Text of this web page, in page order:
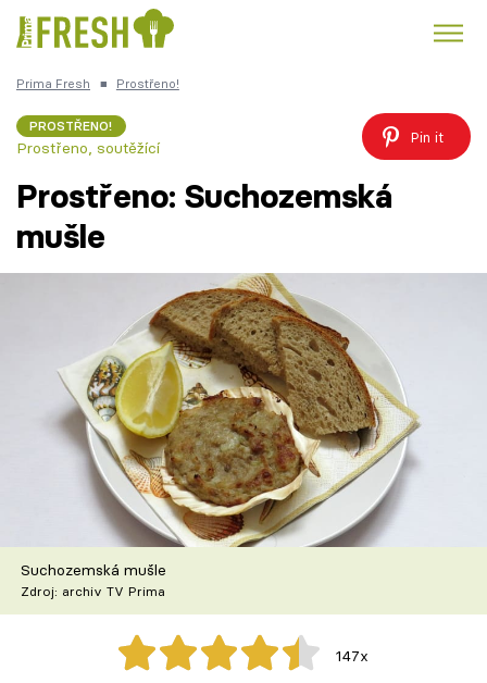
Česká kuchyně
Recepty
Články
TV Program
Škola vaření
Recepty z TV
Speciál: Cuketa
Těhotnej kuchař
Prima Fresh ■ Prostřeno!
PROSTŘENO!
Prostřeno, soutěžící
Pin it
Prostřeno: Suchozemská
mušle
Suchozemská mušle
Zdroj: archiv TV Prima
147x